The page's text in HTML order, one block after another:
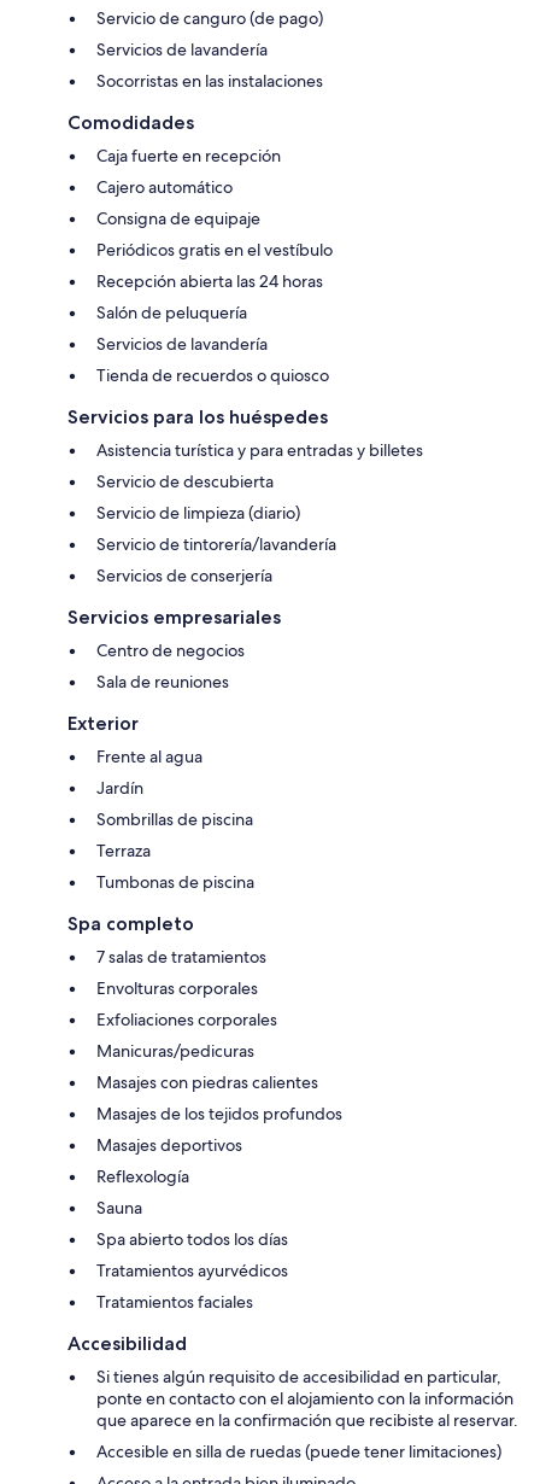
Servicio de canguro (de pago)
Servicios de lavandería
Socorristas en las instalaciones
Comodidades
Caja fuerte en recepción
Cajero automático
Consigna de equipaje
Periódicos gratis en el vestíbulo
Recepción abierta las 24 horas
Salón de peluquería
Servicios de lavandería
Tienda de recuerdos o quiosco
Servicios para los huéspedes
Asistencia turística y para entradas y billetes
Servicio de descubierta
Servicio de limpieza (diario)
Servicio de tintorería/lavandería
Servicios de conserjería
Servicios empresariales
Centro de negocios
Sala de reuniones
Exterior
Frente al agua
Jardín
Sombrillas de piscina
Terraza
Tumbonas de piscina
Spa completo
7 salas de tratamientos
Envolturas corporales
Exfoliaciones corporales
Manicuras/pedicuras
Masajes con piedras calientes
Masajes de los tejidos profundos
Masajes deportivos
Reflexología
Sauna
Spa abierto todos los días
Tratamientos ayurvédicos
Tratamientos faciales
Accesibilidad
Si tienes algún requisito de accesibilidad en particular,
ponte en contacto con el alojamiento con la información
que aparece en la confirmación que recibiste al reservar.
Accesible en silla de ruedas (puede tener limitaciones)